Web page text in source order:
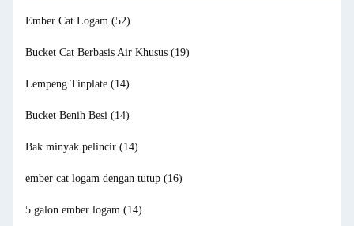
Ember Cat Logam (52)
Bucket Cat Berbasis Air Khusus (19)
Lempeng Tinplate (14)
Bucket Benih Besi (14)
Bak minyak pelincir (14)
ember cat logam dengan tutup (16)
5 galon ember logam (14)